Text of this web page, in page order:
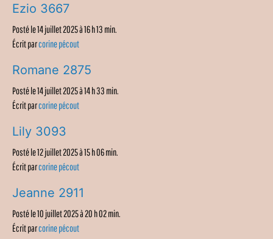
Ezio 3667
Posté le 14 juillet 2025 à 16 h 13 min.
Écrit parcorine pécout
Romane 2875
Posté le 14 juillet 2025 à 14 h 33 min.
Écrit parcorine pécout
Lily 3093
Posté le 12 juillet 2025 à 15 h 06 min.
Écrit parcorine pécout
Jeanne 2911
Posté le 10 juillet 2025 à 20 h 02 min.
Écrit parcorine pécout